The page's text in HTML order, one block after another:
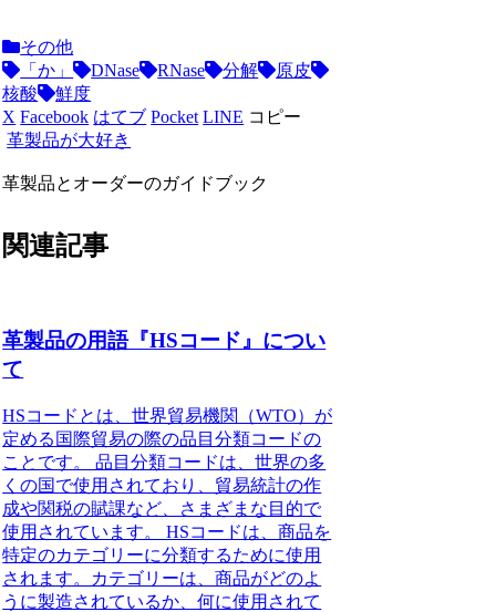
その他
「か」
DNase RNase 分解
原皮
核酸
鮮度
X Facebook はてブ Pocket LINE コピー
革製品が大好き
革製品とオーダーのガイドブック
関連記事
革製品の用語『HSコード』につい
て
HSコードとは、世界貿易機関（WTO）が
定める国際貿易の際の品目分類コードの
ことです。 品目分類コードは、世界の多
くの国で使用されており、貿易統計の作
成や関税の賦課など、さまざまな目的で
使用されています。 HSコードは、商品を
特定のカテゴリーに分類するために使用
されます。カテゴリーは、商品がどのよ
うに製造されているか、何に使用されて